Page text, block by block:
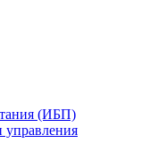
(ИБП)
управления